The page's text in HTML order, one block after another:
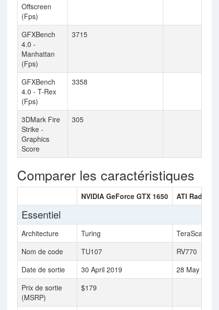
Offscreen
(Fps)
GFXBench
4.0 -
Manhattan
(Fps)
3715
GFXBench
4.0 - T-Rex
(Fps)
3358
3DMark Fire
Strike -
Graphics
Score
305
Comparer les caractéristiques
NVIDIA GeForce GTX 1650 ATI Radeon
Essentiel
Architecture Turing
TeraScale
Nom de code
TU107
RV770
Date de sortie
30 April 2019
28 May 2009
Prix de sortie
(MSRP)
$179